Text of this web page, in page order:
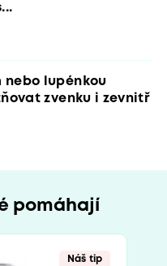
nebo lupénkou
zvenku i zevnitř
pomáhají
Náš tip